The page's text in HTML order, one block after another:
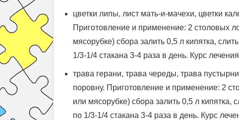
цветки липы, лист мать-и-мачехи, цветки
Приготовление и применение: 2 столовых
мясорубке) сбора залить 0,5 л кипятка,
1/3-1/4 стакана 3-4 раза в день. Курс
трава герани, трава череды, трава
поровну. Приготовление и применение: 2
или мясорубке) сбора залить 0,5 л кипятка,
по 1/3-1/4 стакана 3-4 раза в день. Курс